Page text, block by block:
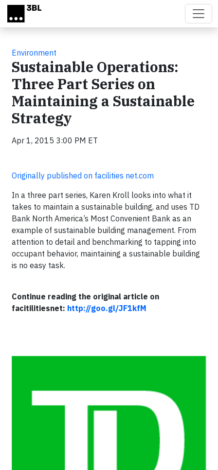
Skip to main content
Environment
Sustainable Operations:
Three Part Series on
Maintaining a Sustainable
Strategy
Apr 1, 2015 3:00 PM ET
Originally published on facilities net.com
In a three part series, Karen Kroll looks into what it
takes to maintain a sustainable building, and uses TD
Bank North America’s Most Convenient Bank as an
example of sustainable building management. From
attention to detail and benchmarking to tapping into
occupant behavior, maintaining a sustainable building
is no easy task.
Continue reading the original article on
facitilitiesnet: http://goo.gl/JF1kfM